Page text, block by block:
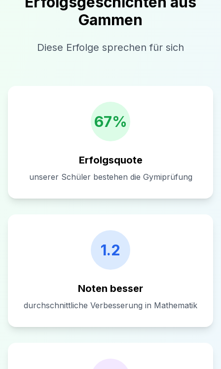
Gammen
Diese Erfolge sprechen für sich
67%
Erfolgsquote
unserer Schüler bestehen die Gymiprüfung
1.2
Noten besser
durchschnittliche Verbesserung in Mathematik